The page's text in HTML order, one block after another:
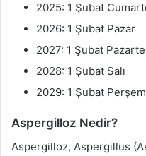
2025: 1 Şubat
2026: 1 Şubat Pazar
2027: 1 Şubat
2028: 1 Şubat Salı
2029: 1 Şubat
Aspergilloz Nedir?
Aspergilloz, Aspergillus